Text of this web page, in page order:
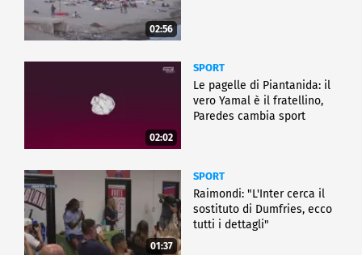
02:56
02:02
SPORT
Le pagelle di Piantanida: il
vero Yamal è il fratellino,
Paredes cambia sport
01:37
SPORT
Raimondi: "L'Inter cerca il
sostituto di Dumfries, ecco
tutti i dettagli"